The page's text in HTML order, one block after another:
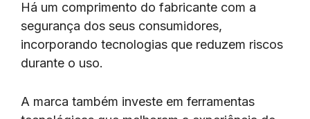
Há um comprimento do fabricante com a
segurança dos seus consumidores,
incorporando tecnologias que reduzem riscos
durante o uso.
A marca também investe em ferramentas